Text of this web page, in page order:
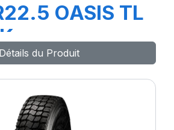
OASIS TL
Détails du Produit